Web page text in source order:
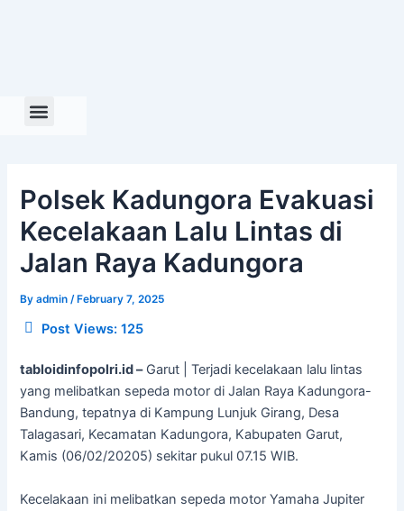
Polsek Kadungora Evakuasi
Kecelakaan Lalu Lintas di
Jalan Raya Kadungora
Byadmin /February 7, 2025
Post Views: 125
tabloidinfopolri.id –Garut | Terjadi kecelakaan lalu lintas
yang melibatkan sepeda motor di Jalan Raya Kadungora-
Bandung, tepatnya di Kampung Lunjuk Girang, Desa
Talagasari, Kecamatan Kadungora, Kabupaten Garut,
Kamis (06/02/20205) sekitar pukul 07.15 WIB.
Kecelakaan ini melibatkan sepeda motor Yamaha Jupiter